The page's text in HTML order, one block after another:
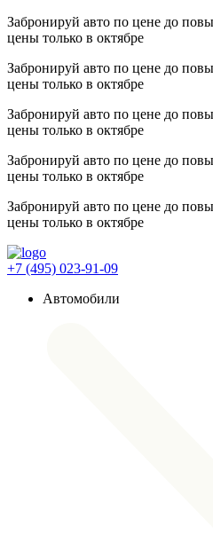
Забронируй авто по цене до
цены только в октябре
Забронируй авто по цене до
цены только в октябре
Забронируй авто по цене до
цены только в октябре
Забронируй авто по цене до
цены только в октябре
Забронируй авто по цене до
цены только в октябре
+7 (495) 023-91-09
Автомобили